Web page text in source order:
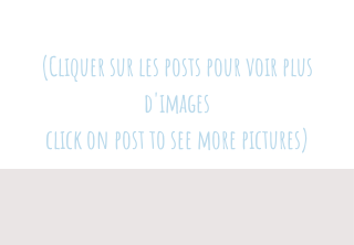
(Cliquer sur les posts pour voir plus
d'images
click on post to see more pictures)